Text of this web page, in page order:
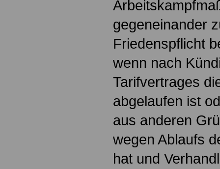
gegeneinander
Friedenspflicht
wenn nach
Tarifvertrages
abgelaufen ist
aus anderen
wegen Ablaufs
hat und